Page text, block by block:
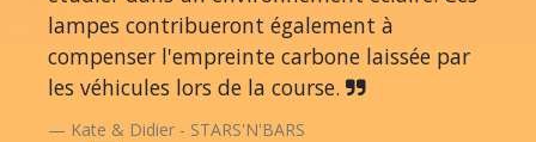
lampes contribueront également à
compenser l'empreinte carbone laissée par
les véhicules lors de la course.
Kate & Didier - STARS'N'BARS